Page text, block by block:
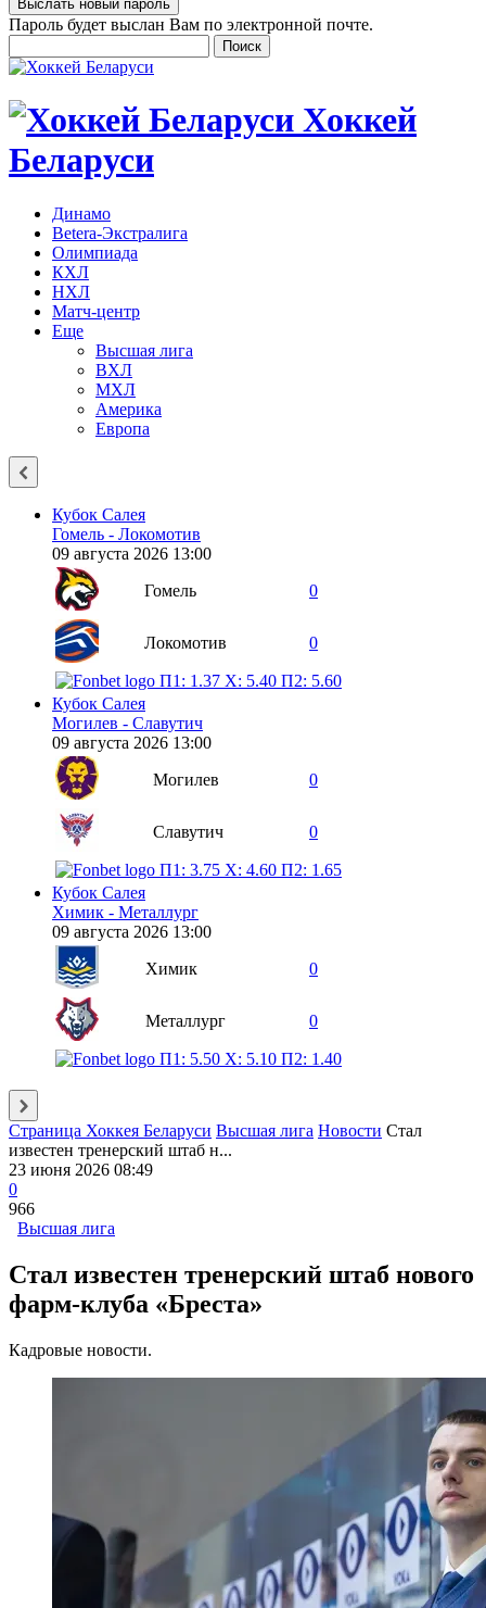
Пароль будет выслан Вам по электронной почте.
Хоккей
Беларуси
Динамо
Betera-Экстралига
Олимпиада
КХЛ
НХЛ
Матч-центр
Еще
Высшая лига
ВХЛ
МХЛ
Америка
Европа
Кубок Салея
Гомель - Локомотив
09 августа 2026 13:00
Гомель
0
Локомотив 0
П1: 1.37 X: 5.40 П2: 5.60
Кубок Салея
Могилев - Славутич
09 августа 2026 13:00
Могилев
0
Славутич 0
П1: 3.75 X: 4.60 П2: 1.65
Кубок Салея
Химик - Металлург
09 августа 2026 13:00
Химик
0
Металлург 0
П1: 5.50 X: 5.10 П2: 1.40
Страница Хоккея Беларуси Высшая лига Новости Стал
известен тренерский штаб н...
23 июня 2026 08:49
0
966
Высшая лига
Стал известен тренерский штаб нового
фарм-клуба «Бреста»
Кадровые новости.